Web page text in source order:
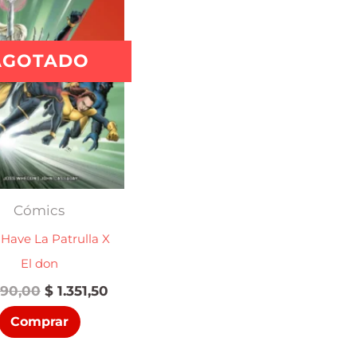
Cómics
La Patrulla X
El don
El
precio
original
era:
$1.351,50El
Comprar